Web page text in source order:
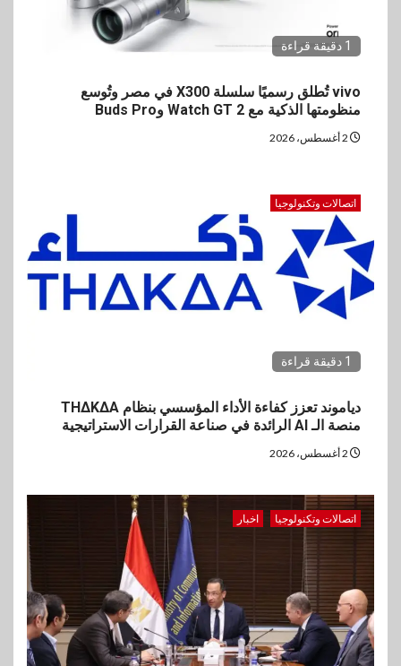
1 دقيقة قراءة
vivo تُطلق رسميًا سلسلة X300 في مصر وتُوسع
منظومتها الذكية مع Watch GT 2 وBuds Pro
اتصالات وتكنولوجيا
1 دقيقة قراءة
دياموند تعزز كفاءة الأداء المؤسسي بنظام THΔKΔA
منصة الـ AI الرائدة في صناعة القرارات الاستراتيجية
اتصالات وتكنولوجيا اخبار